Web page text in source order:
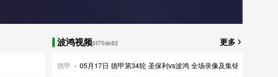
波鸿视频 更多
6f75de82
德甲
05月17日 德甲第34轮 圣保利vs波鸿 全场录像及集锦